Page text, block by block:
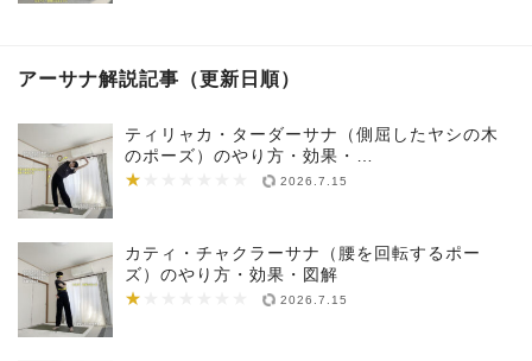
アーサナ解説記事（更新日順）
ティリャカ・ターダーサナ（側屈したヤシの木
のポーズ）のやり方・効果・…
★
★★★★★★★ 2026.7.15
カティ・チャクラーサナ（腰を回転するポー
ズ）のやり方・効果・図解
★
★★★★★★★ 2026.7.15